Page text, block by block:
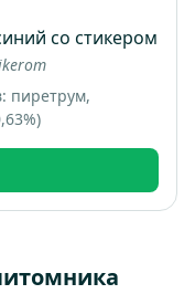
со стикером
пиретрум,